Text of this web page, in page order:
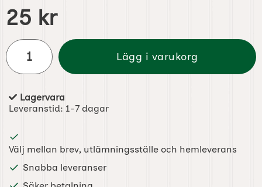
Handla denna produkt Adventspynt - God Jul vit tråd
pris
25 kr
antal
Lägg i varukorg
Tillgänglighet:
Lagervara
Leveranstid: 1-7 dagar
Välj mellan brev, utlämningsställe och hemleverans
Snabba leveranser